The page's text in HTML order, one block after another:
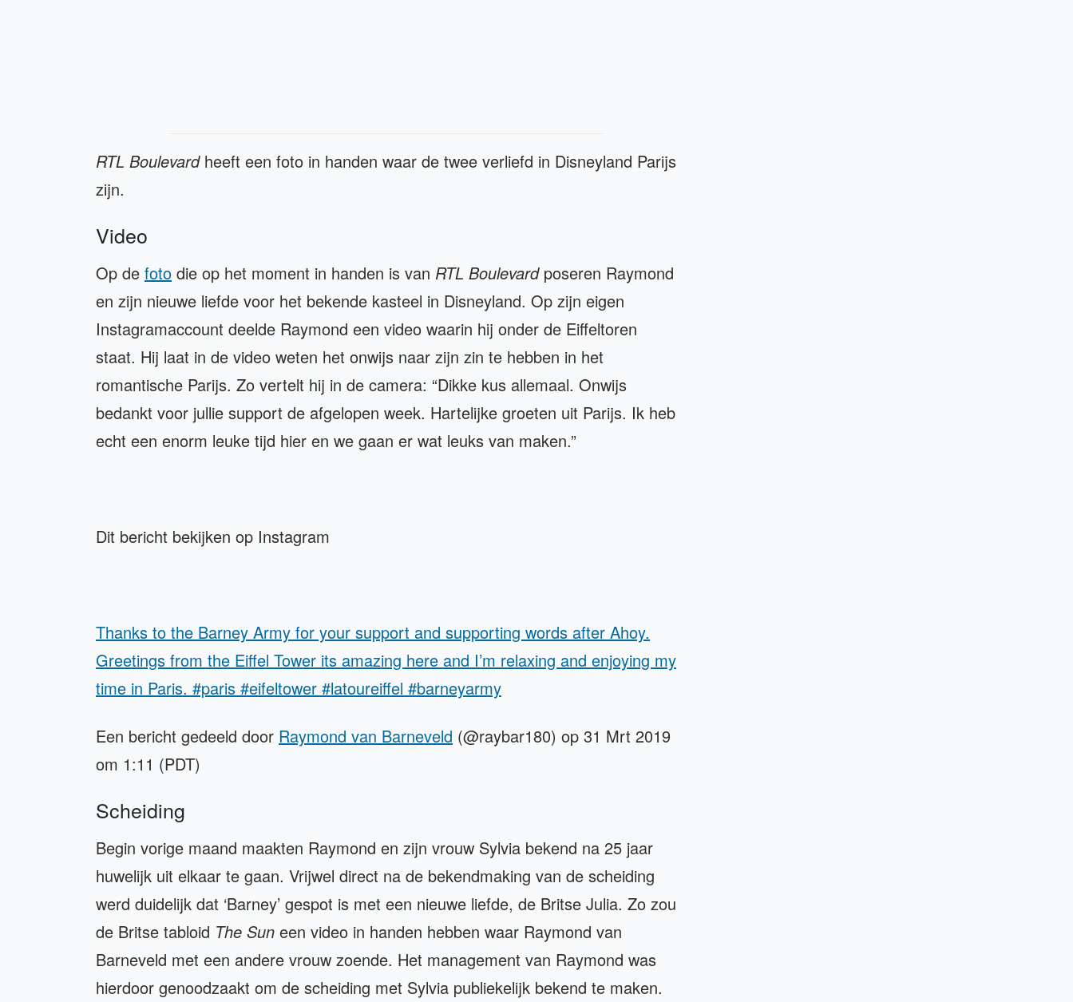
RTL Boulevard heeft een foto in handen waar de twee verliefd in Disneyland Parijs
zijn.
Video
Op de foto die op het moment in handen is van RTL Boulevard poseren Raymond
en zijn nieuwe liefde voor het bekende kasteel in Disneyland. Op zijn eigen
Instagramaccount deelde Raymond een video waarin hij onder de Eiffeltoren
staat. Hij laat in de video weten het onwijs naar zijn zin te hebben in het
romantische Parijs. Zo vertelt hij in de camera: “Dikke kus allemaal. Onwijs
bedankt voor jullie support de afgelopen week. Hartelijke groeten uit Parijs. Ik heb
echt een enorm leuke tijd hier en we gaan er wat leuks van maken.”
Dit bericht bekijken op Instagram
Thanks to the Barney Army for your support and supporting words after Ahoy.
Greetings from the Eiffel Tower its amazing here and I’m relaxing and enjoying my
time in Paris. #paris #eifeltower #latoureiffel #barneyarmy
Een bericht gedeeld door Raymond van Barneveld (@raybar180) op 31 Mrt 2019
om 1:11 (PDT)
Scheiding
Begin vorige maand maakten Raymond en zijn vrouw Sylvia bekend na 25 jaar
huwelijk uit elkaar te gaan. Vrijwel direct na de bekendmaking van de scheiding
werd duidelijk dat ‘Barney’ gespot is met een nieuwe liefde, de Britse Julia. Zo zou
de Britse tabloid The Sun een video in handen hebben waar Raymond van
Barneveld met een andere vrouw zoende. Het management van Raymond was
hierdoor genoodzaakt om de scheiding met Sylvia publiekelijk bekend te maken.